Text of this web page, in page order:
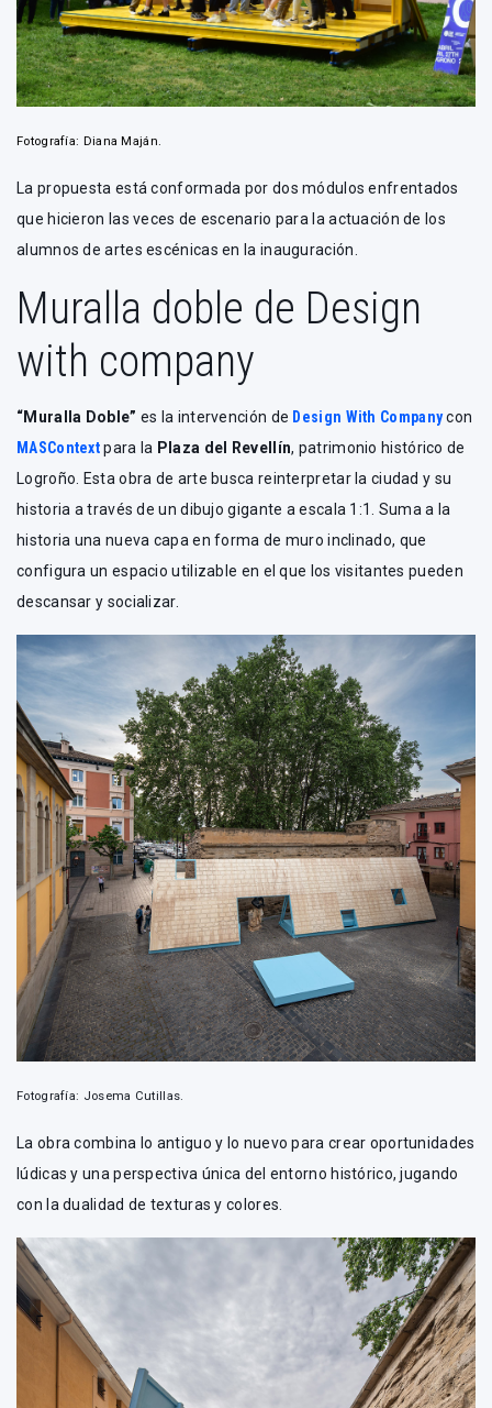
Fotografía: Diana Maján.
La propuesta está conformada por dos módulos enfrentados
que hicieron las veces de escenario para la actuación de los
alumnos de artes escénicas en la inauguración.
Muralla doble de Design
with company
“Muralla Doble” es la intervención de Design With Companycon
MASContextpara la Plaza del Revellín, patrimonio histórico de
Logroño. Esta obra de arte busca reinterpretar la ciudad y su
historia a través de un dibujo gigante a escala 1:1. Suma a la
historia una nueva capa en forma de muro inclinado, que
configura un espacio utilizable en el que los visitantes pueden
descansar y socializar.
Fotografía: Josema Cutillas.
La obra combina lo antiguo y lo nuevo para crear oportunidades
lúdicas y una perspectiva única del entorno histórico, jugando
con la dualidad de texturas y colores.